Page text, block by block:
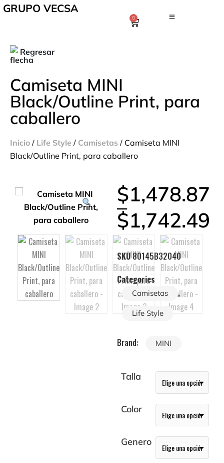
GRUPO VECSA
0
Regresar
Camiseta MINI
Black/Outline Print, para
caballero
Inicio / Life Style / Camisetas / Camiseta MINI
Black/Outline Print, para caballero
$1,478.87
–
$1,742.49
SKU80145B32040
Categories
Camisetas ,
Life Style
Brand: MINI
Talla
Color
Genero